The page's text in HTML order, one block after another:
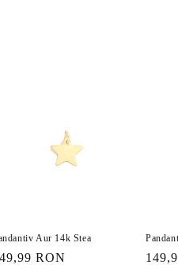
Aur 14k Stea
RON
Preț